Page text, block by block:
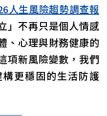
人生風險趨勢調查報
」不再只是個人情感
、心理與財務健康的
項新風險變數，我們
更穩固的生活防護